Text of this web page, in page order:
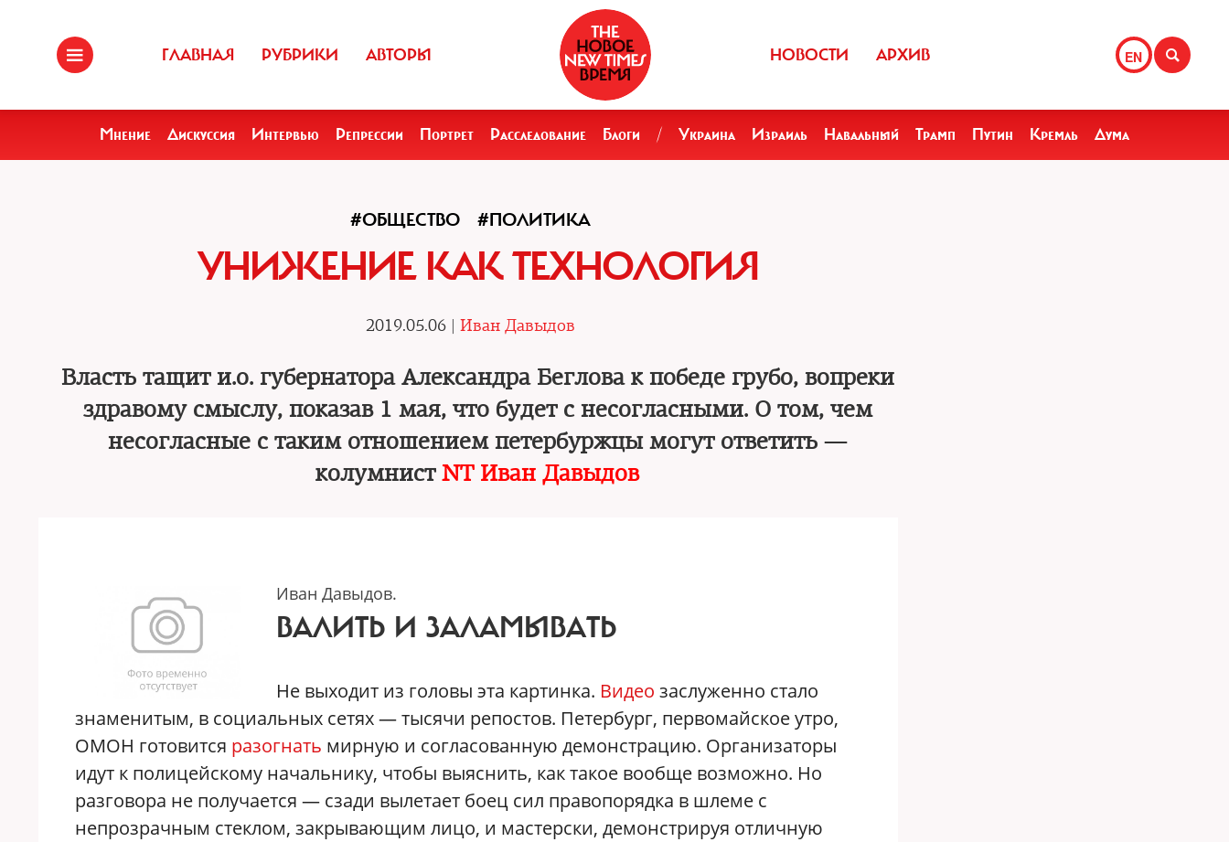
ГЛАВНАЯ РУБРИКИ АВТОРЫ EN
НОВОСТИ АРХИВ
Мнение Дискуссия Интервью Репрессии Портрет Расследование Блоги / Украина Израиль Навальный Трамп Путин Кремль Дума
#ОБЩЕСТВО #ПОЛИТИКА
УНИЖЕНИЕ КАК ТЕХНОЛОГИЯ
2019.05.06 | Иван Давыдов
Власть тащит и.о. губернатора Александра Беглова к победе грубо, вопреки
здравому смыслу, показав 1 мая, что будет с несогласными. О том, чем
несогласные с таким отношением петербуржцы могут ответить —
колумнист NT Иван Давыдов
Иван Давыдов.
ВАЛИТЬ И ЗАЛАМЫВАТЬ
Не выходит из головы эта картинка. Видео заслуженно стало
знаменитым, в социальных сетях — тысячи репостов. Петербург, первомайское утро,
ОМОН готовится разогнать мирную и согласованную демонстрацию. Организаторы
идут к полицейскому начальнику, чтобы выяснить, как такое вообще возможно. Но
разговора не получается — сзади вылетает боец сил правопорядка в шлеме с
непрозрачным стеклом, закрывающим лицо, и мастерски, демонстрируя отличную